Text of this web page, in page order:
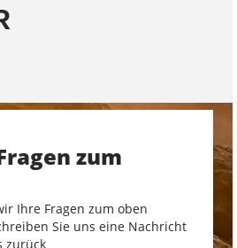
zum
Ihre Fragen zum oben
Sie uns eine Nachricht
zurück